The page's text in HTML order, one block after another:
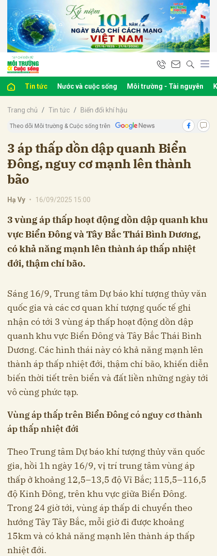
Tin tức Nước và cuộc sống Môi trường - Tài nguyên
Trang chủ Tin tức Biến đổi khí hậu
Theo dõi Môi trường & Cuộc sống trên
3 áp thấp dồn dập quanh Biển
Đông, nguy cơ mạnh lên thành
bão
Hạ Vy • 16/09/2025 15:00
3 vùng áp thấp hoạt động dồn dập quanh khu
vực Biển Đông và Tây Bắc Thái Bình Dương,
có khả năng mạnh lên thành áp thấp nhiệt
đới, thậm chí bão.
Sáng 16/9, Trung tâm Dự báo khí tượng thủy văn
quốc gia và các cơ quan khí tượng quốc tế ghi
nhận có tới 3 vùng áp thấp hoạt động dồn dập
quanh khu vực Biển Đông và Tây Bắc Thái Bình
Dương. Các hình thái này có khả năng mạnh lên
thành áp thấp nhiệt đới, thậm chí bão, khiến diễn
biến thời tiết trên biển và đất liền những ngày tới
vô cùng phức tạp.
Vùng áp thấp trên Biển Đông có nguy cơ thành
áp thấp nhiệt đới
Theo Trung tâm Dự báo khí tượng thủy văn quốc
gia, hồi 1h ngày 16/9, vị trí trung tâm vùng áp
thấp ở khoảng 12,5–13,5 độ Vĩ Bắc; 115,5–116,5
độ Kinh Đông, trên khu vực giữa Biển Đông.
Trong 24 giờ tới, vùng áp thấp di chuyển theo
hướng Tây Tây Bắc, mỗi giờ đi được khoảng
15km và có khả năng mạnh lên thành áp thấp
nhiệt đới.
luận
Hủy